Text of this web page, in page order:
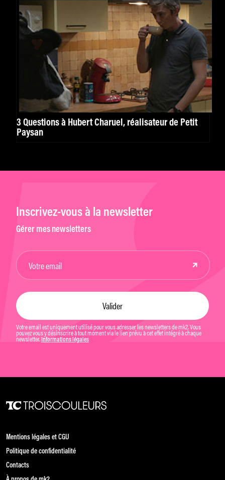
3 Questions à Hubert Charuel, réalisateur de Petit
Paysan
Inscrivez-vous à la newsletter
Gérer mes newsletters
Votre email est uniquement utilisé pour vous adresser les newsletters de mk2. Vous
pouvez vous y désinscrire à tout moment via le lien prévu à cet effet intégré à chaque
newsletter. Informations légales
Mentions légales et CGU
Politique de confidentialité
Contacts